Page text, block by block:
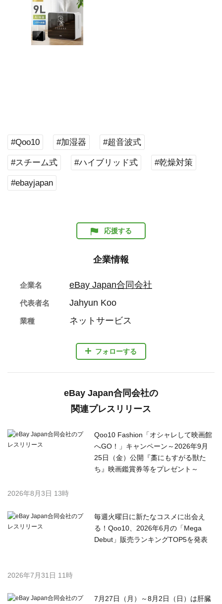
#Qoo10 #加湿器 #超音波式
#スチーム式 #ハイブリッド式 #乾燥対策
#ebayjapan
応援する
企業情報
フォローする
企業名 eBay Japan合同会社
代表者名 Jahyun Koo
業種 ネットサービス
eBay Japan合同会社の
関連プレスリリース
Qoo10 Fashion「オシャレして映画館
へGO！」キャンペーン～2026年9月
25日（金）公開『藁にもすがる獣た
ち』映画鑑賞券等をプレゼント～
2026年8月3日 13時
毎週火曜日に新たなコスメに出会え
る！Qoo10、2026年6月の「Mega
Debut」販売ランキングTOP5を発表
2026年7月31日 11時
7月27日（月）～8月2日（日）は肝臓